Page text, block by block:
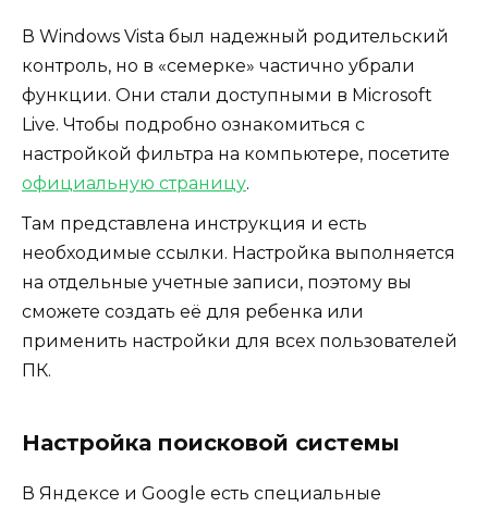
В Windows Vista был надежный родительский
контроль, но в «семерке» частично убрали
функции. Они стали доступными в Microsoft
Live. Чтобы подробно ознакомиться с
настройкой фильтра на компьютере, посетите
официальную страницу.
Там представлена инструкция и есть
необходимые ссылки. Настройка выполняется
на отдельные учетные записи, поэтому вы
сможете создать её для ребенка или
применить настройки для всех пользователей
ПК.
Настройка поисковой системы
В Яндексе и Google есть специальные